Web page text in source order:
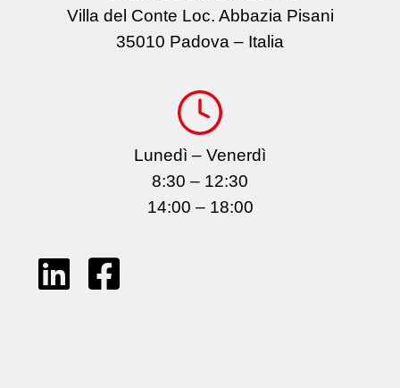
Villa del Conte Loc. Abbazia Pisani
35010 Padova – Italia
Lunedì – Venerdì
8:30 – 12:30
14:00 – 18:00